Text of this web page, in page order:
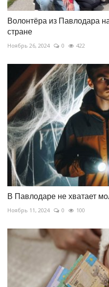
Волонтёра из Павлодара
стране
Ноябрь 26, 2024 0 422
В Павлодаре не хватает
Ноябрь 11, 2024 0 100